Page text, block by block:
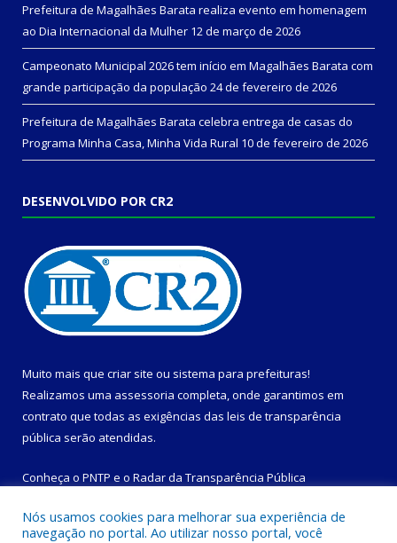
Prefeitura de Magalhães Barata realiza evento em homenagem
ao Dia Internacional da Mulher 12 de março de 2026
Campeonato Municipal 2026 tem início em Magalhães Barata com
grande participação da população 24 de fevereiro de 2026
Prefeitura de Magalhães Barata celebra entrega de casas do
Programa Minha Casa, Minha Vida Rural 10 de fevereiro de 2026
DESENVOLVIDO POR CR2
Muito mais que criar site ou sistema para prefeituras!
Realizamos uma assessoria completa, onde garantimos em
contrato que todas as exigências das leis de transparência
pública serão atendidas.
Conheça o PNTP e o Radar da Transparência Pública
Nós usamos cookies para melhorar sua experiência de
navegação no portal. Ao utilizar nosso portal, você